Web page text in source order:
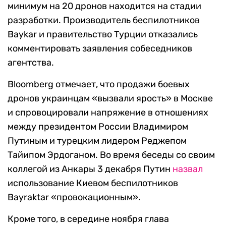
минимум на 20 дронов находится на стадии
разработки. Производитель беспилотников
Baykar и правительство Турции отказались
комментировать заявления собеседников
агентства.
Bloomberg отмечает, что продажи боевых
дронов украинцам «вызвали ярость» в Москве
и спровоцировали напряжение в отношениях
между президентом России Владимиром
Путиным и турецким лидером Реджепом
Тайипом Эрдоганом. Во время беседы со своим
коллегой из Анкары 3 декабря Путин назвал
использование Киевом беспилотников
Bayraktar «провокационным».
Кроме того, в середине ноября глава